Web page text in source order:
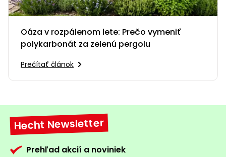
Oáza v rozpálenom lete: Prečo vymeniť
polykarbonát za zelenú pergolu
Prečítať článok
Hecht Newsletter
Prehľad akcií a noviniek